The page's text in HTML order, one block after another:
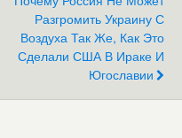
Разгромить Украину С
Воздуха Так Же, Как Это
Сделали США В Ираке И
Югославии